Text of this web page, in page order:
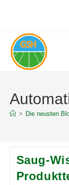
> Die neusten
Saug-